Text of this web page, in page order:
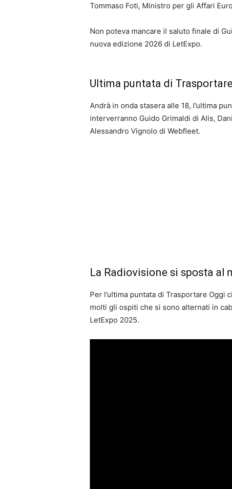
Tommaso Foti, Ministro per gli Affari
Non poteva mancare il saluto finale di
nuova edizione 2026 di LetExpo.
Ultima puntata di
Andrà in onda stasera alle 18, l’ultima
interverranno Guido Grimaldi di Alis,
Alessandro Vignolo di Webfleet.
La Radiovisione si sposta al
Per l’ultima puntata di Trasportare Oggi
molti gli ospiti che si sono alternati in
LetExpo 2025.